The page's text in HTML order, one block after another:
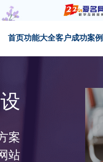
首页功能大全客户成功案例
案
站